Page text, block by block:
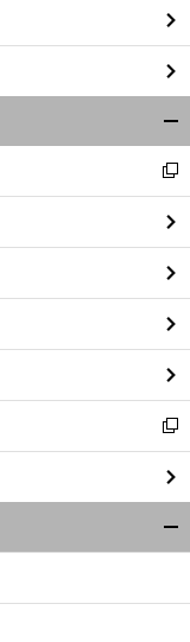
へ
閉
る
新
し
い
ウ
ィ
ン
ド
ウ
で
開
く
新
し
い
ウ
ィ
ン
ウ